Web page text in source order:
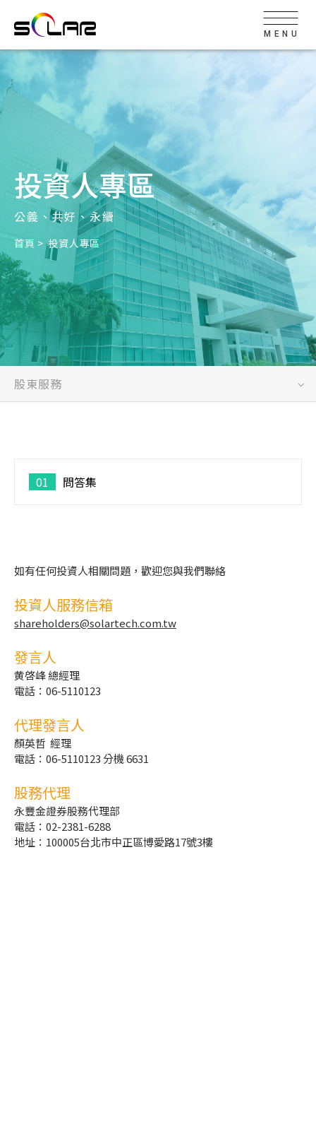
投資人專區
公義、共好、永續
首頁 投資人專區
股東服務
01 問答集
如有任何投資人相關問題，歡迎您與我們聯絡
投資人服務信箱
shareholders@solartech.com.tw
發言人
黄啓峰 總經理
電話：06-5110123
代理發言人
顏英哲 經理
電話：06-5110123 分機 6631
股務代理
永豐金證券股務代理部
電話：02-2381-6288
地址：100005台北市中正區博愛路17號3樓
MENU